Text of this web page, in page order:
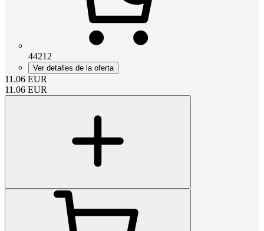
44212
Ver detalles de la oferta
11.06 EUR
11.06 EUR